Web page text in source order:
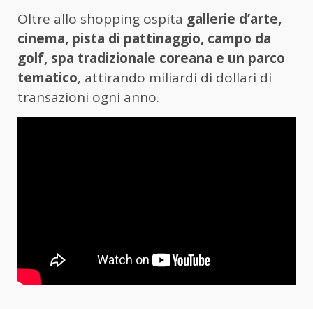
Oltre allo shopping ospita gallerie d’arte,
cinema, pista di pattinaggio, campo da
golf, spa tradizionale coreana e un parco
tematico, attirando miliardi di dollari di
transazioni ogni anno.